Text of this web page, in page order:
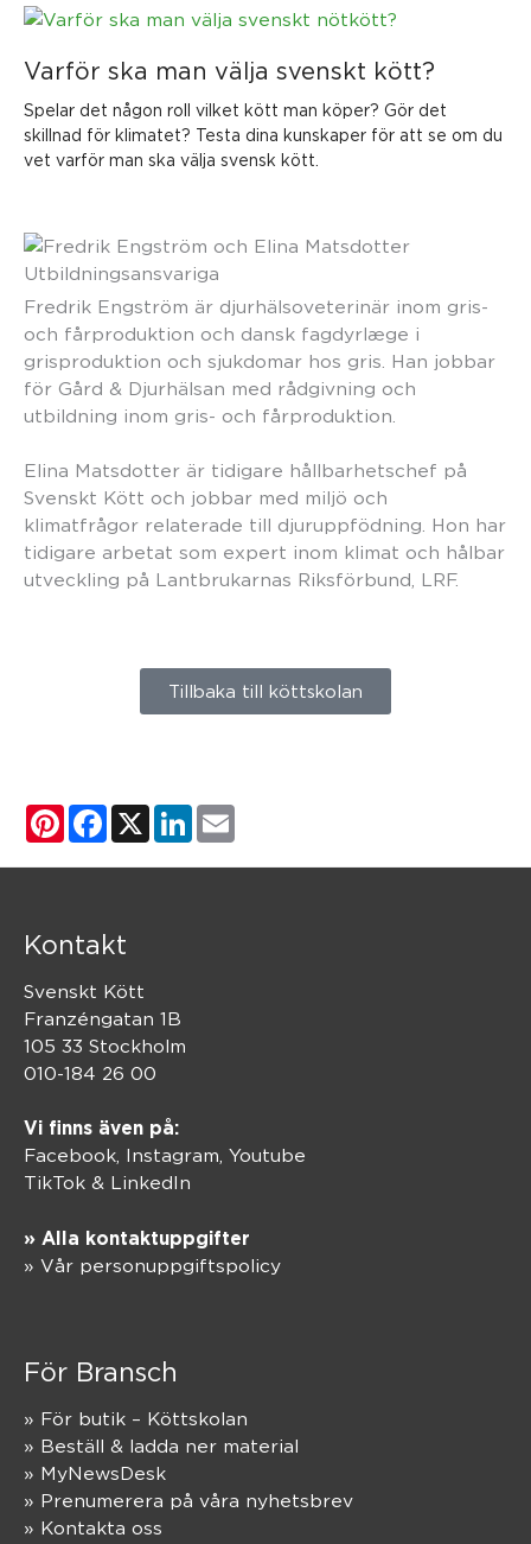
Varför ska man välja svenskt kött?
Spelar det någon roll vilket kött man köper? Gör det
skillnad för klimatet? Testa dina kunskaper för att se om du
vet varför man ska välja svensk kött.
Utbildningsansvariga
Fredrik Engström är djurhälsoveterinär inom gris-
och fårproduktion och dansk fagdyrlæge i
grisproduktion och sjukdomar hos gris. Han jobbar
för Gård & Djurhälsan med rådgivning och
utbildning inom gris- och fårproduktion.
Elina Matsdotter är tidigare hållbarhetschef på
Svenskt Kött och jobbar med miljö och
klimatfrågor relaterade till djuruppfödning. Hon har
tidigare arbetat som expert inom klimat och hålbar
utveckling på Lantbrukarnas Riksförbund, LRF.
Tillbaka till köttskolan
PinterestFacebook
X LinkedIn
Kontakt
Svenskt Kött
Franzéngatan 1B
105 33 Stockholm
010-184 26 00
Vi finns även på:
Facebook, Instagram Youtube
TikTok & LinkedIn
» Alla kontaktuppgifter
» Vår personuppgiftspolicy
För Bransch
» För butik – Köttskolan
» Beställ & ladda ner material
» MyNewsDesk
» Prenumerera på våra nyhetsbrev
» Kontakta oss